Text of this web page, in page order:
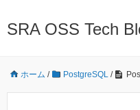
SRA OSS Tech
ホーム / PostgreSQL /